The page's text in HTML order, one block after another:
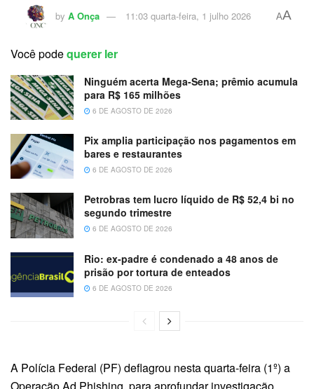
by A Onça 11:03 quarta-feira, 1 julho 2026 AA
Você podequerer ler
Ninguém acerta Mega-Sena; prêmio acumula
para R$ 165 milhões
6 DE AGOSTO DE 2026
Pix amplia participação nos pagamentos em
bares e restaurantes
6 DE AGOSTO DE 2026
Petrobras tem lucro líquido de R$ 52,4 bi no
segundo trimestre
6 DE AGOSTO DE 2026
Rio: ex-padre é condenado a 48 anos de
prisão por tortura de enteados
6 DE AGOSTO DE 2026
A Polícia Federal (PF) deflagrou nesta quarta-feira (1º) a